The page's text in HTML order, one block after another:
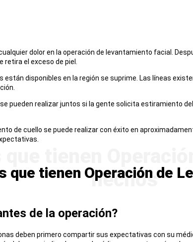
dolor en la operación de levantamiento facial.
el exceso de piel.
están disponibles en la región se suprime. Las líneas
pueden realizar juntos si la gente solicita estiramiento
de cuello se puede realizar con éxito en
que tienen Operación de
de la operación?
deben primero compartir sus expectativas con su